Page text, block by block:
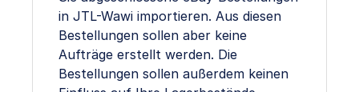
in JTL-Wawi importieren. Aus diesen
Bestellungen sollen aber keine
Aufträge erstellt werden. Die
Bestellungen sollen außerdem keinen